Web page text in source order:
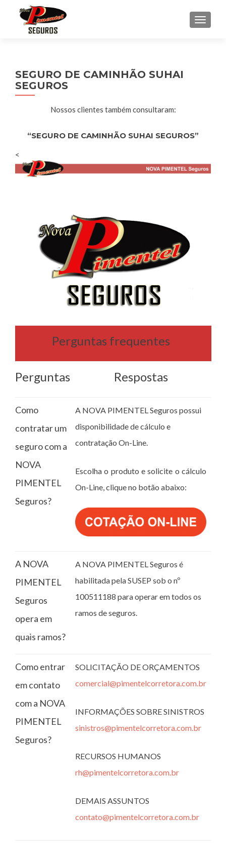
SEGURO DE CAMINHÃO SUHAI
SEGUROS
Nossos clientes também consultaram:
“SEGURO DE CAMINHÃO SUHAI SEGUROS”
<
Perguntas frequentes
Perguntas Respostas
Como
contratar um
seguro com a
NOVA
PIMENTEL
Seguros?
A NOVA PIMENTEL Seguros possui
disponibilidade de cálculo e
contratação On-Line.
Escolha o produto e solicite o cálculo
On-Line, clique no botão abaixo:
A NOVA
PIMENTEL
Seguros
opera em
quais ramos?
A NOVA PIMENTEL Seguros é
habilitada pela SUSEP sob o nº
100511188 para operar em todos os
ramos de seguros.
Como entrar
em contato
com a NOVA
PIMENTEL
Seguros?
SOLICITAÇÃO DE ORÇAMENTOS
comercial@pimentelcorretora.com.br
INFORMAÇÕES SOBRE SINISTROS
sinistros@pimentelcorretora.com.br
RECURSOS HUMANOS
rh@pimentelcorretora.com.br
DEMAIS ASSUNTOS
contato@pimentelcorretora.com.br